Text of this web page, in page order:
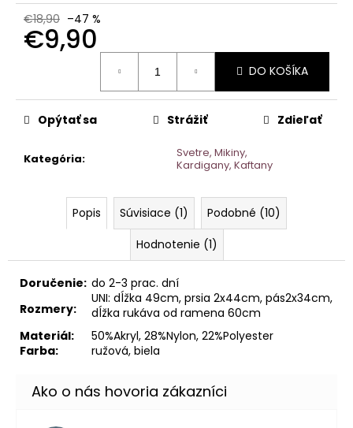
€18,90 –47 %
€9,90
DO KOŠÍKA
Kategória:
Svetre, Mikiny,
Kardigany, Kaftany
Opýtať sa Strážiť Zdieľať
Popis Súvisiace (1)
Podobné (10)
Hodnotenie (1)
Doručenie: do 2-3 prac. dní
Rozmery:
UNI: dĺžka 49cm, prsia 2x44cm, pás2x34cm,
dĺžka rukáva od ramena 60cm
Materiál:
50%Akryl, 28%Nylon, 22%Polyester
Farba:
ružová, biela